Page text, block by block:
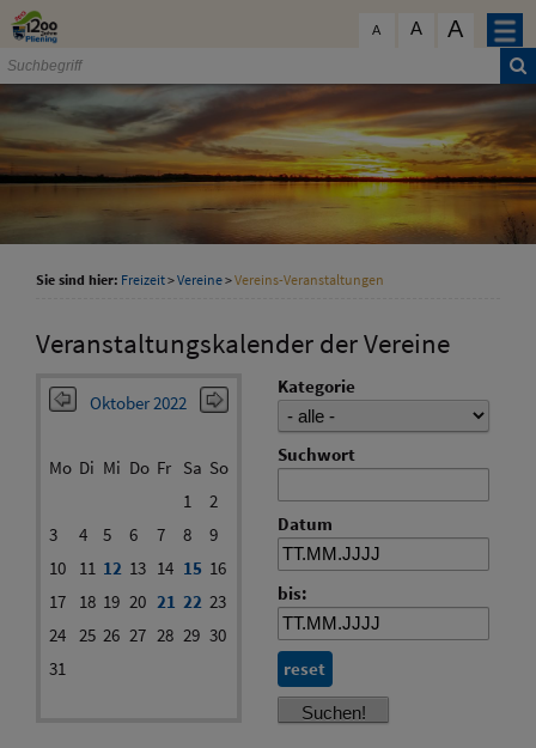
Zum Inhalt
A A A
Sie sind hier: Freizeit>Vereine>Vereins-Veranstaltungen
Veranstaltungskalender der Vereine
Oktober 2022
Mo Di Mi Do Fr Sa So
1
2
3
4 5 6 7 8
9
10
11 12 13 14 15 16
17
18 19 20 21 22 23
24 25 26 27 28 29 30
31
Kategorie
Suchwort
Datum
bis:
reset
schließen